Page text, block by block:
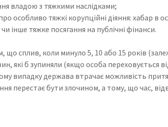
владою з тяжкими наслідками;
особливо тяжкі корупційні діяння: хабар в
інше тяжке посягання на публічні фінанси.
сплив, коли минуло 5, 10 або 15 років
які б зупиняли (якщо особа переховується
випадку держава втрачає можливість
перестає бути злочином, а тому, що час,